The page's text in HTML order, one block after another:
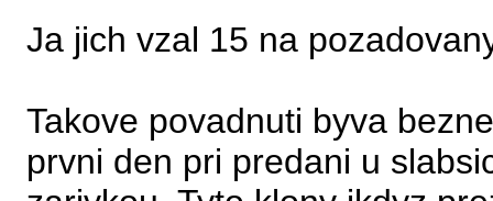
Ja jich vzal 15 na
Takove povadnuti byva
prvni den pri predani u